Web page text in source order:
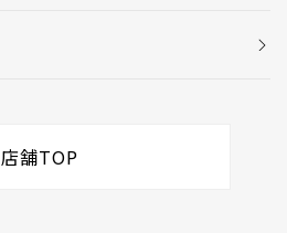
店舗TOP